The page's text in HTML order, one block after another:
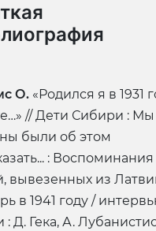
О. «Родился я в 1931
// Дети Сибири : Мы
были об этом
:
вывезенных из
в 1941 году /
: Д. Гека, А.